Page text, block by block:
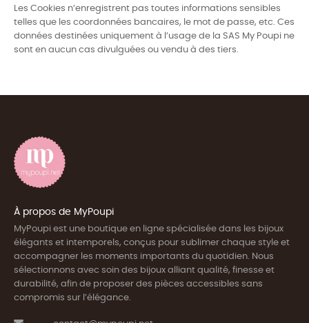
Les Cookies n’enregistrent pas toutes informations sensibles
telles que les coordonnées bancaires, le mot de passe, etc. Ces
données destinées uniquement à l’usage de la SAS My Poupi ne
sont en aucun cas divulguées ou vendu à des tiers.
À propos de MyPoupi
MyPoupi est une boutique en ligne spécialisée dans les bijoux
élégants et intemporels, conçus pour sublimer chaque style et
accompagner les moments importants du quotidien. Nous
sélectionnons avec soin des bijoux alliant qualité, finesse et
durabilité, afin de proposer des pièces accessibles sans
compromis sur l’élégance.